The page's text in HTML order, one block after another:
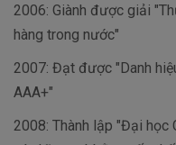
2006: Giành được giải
hàng trong nước"
2007: Đạt được "Danh
AAA+"
2008: Thành lập "Đại học